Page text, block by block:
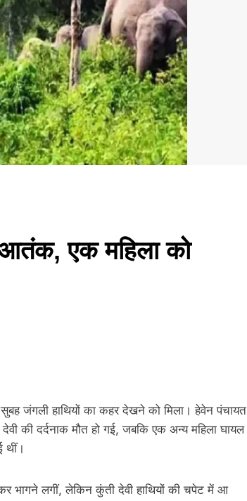
आतंक, एक महिला को
जंगली हाथियों का कहर देखने को मिला। हेवेन पंचायत
की दर्दनाक मौत हो गई, जबकि एक अन्य महिला घायल
थीं।
भागने लगीं, लेकिन कुंती देवी हाथियों की चपेट में आ